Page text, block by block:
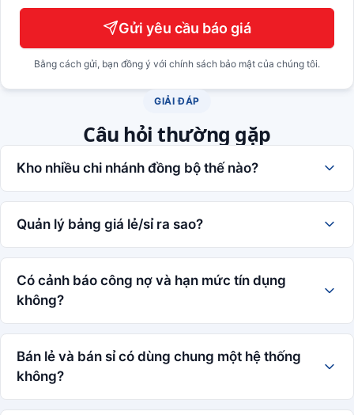
Gửi yêu cầu báo giá
Bằng cách gửi, bạn đồng ý với chính sách bảo mật của chúng tôi.
GIẢI ĐÁP
Câu hỏi thường gặp
Kho nhiều chi nhánh đồng bộ thế nào?
Quản lý bảng giá lẻ/sỉ ra sao?
Có cảnh báo công nợ và hạn mức tín dụng
không?
Bán lẻ và bán sỉ có dùng chung một hệ thống
không?